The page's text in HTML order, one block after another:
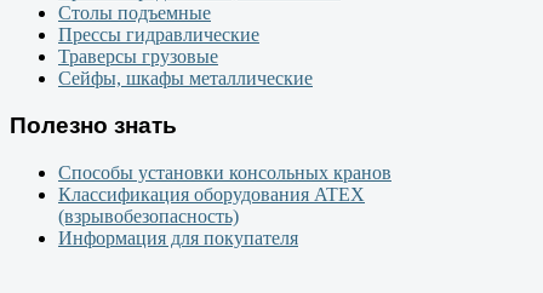
Столы подъемные
Прессы гидравлические
Траверсы грузовые
Сейфы, шкафы металлические
Полезно знать
Способы установки консольных кранов
Классификация оборудования ATEX
(взрывобезопасность)
Информация для покупателя